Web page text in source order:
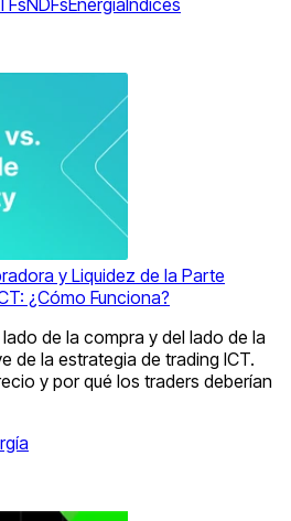
y Liquidez de la Parte
¿Cómo Funciona?
de la compra y del lado de la
de la estrategia de trading ICT.
y por qué los traders deberían